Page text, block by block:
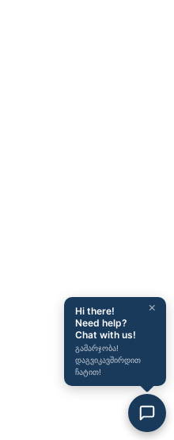
×
Hi there!
Need help?
Chat with us!
გამარჯობა!
დაგვიკავშირდით
ჩატით!